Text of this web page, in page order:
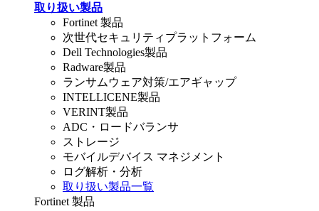
取り扱い製品
Fortinet 製品
次世代セキュリティプラットフォーム
Dell Technologies製品
Radware製品
ランサムウェア対策/エアギャップ
INTELLICENE製品
VERINT製品
ADC・ロードバランサ
ストレージ
モバイルデバイス マネジメント
ログ解析・分析
取り扱い製品一覧
Fortinet 製品